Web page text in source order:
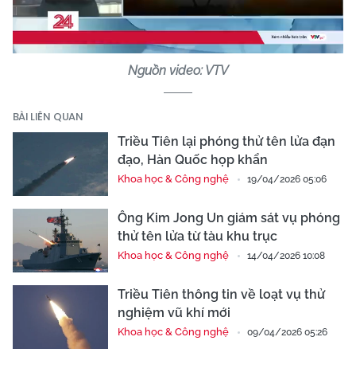
Video
Nguồn video: VTV
BÀI LIÊN QUAN
Triều Tiên lại phóng thử tên lửa đạn
đạo, Hàn Quốc họp khẩn
Khoa học & Công nghệ 19/04/2026 05:06
Ông Kim Jong Un giám sát vụ phóng
thử tên lửa từ tàu khu trục
Khoa học & Công nghệ 14/04/2026 10:08
Triều Tiên thông tin về loạt vụ thử
nghiệm vũ khí mới
Khoa học & Công nghệ 09/04/2026 05:26